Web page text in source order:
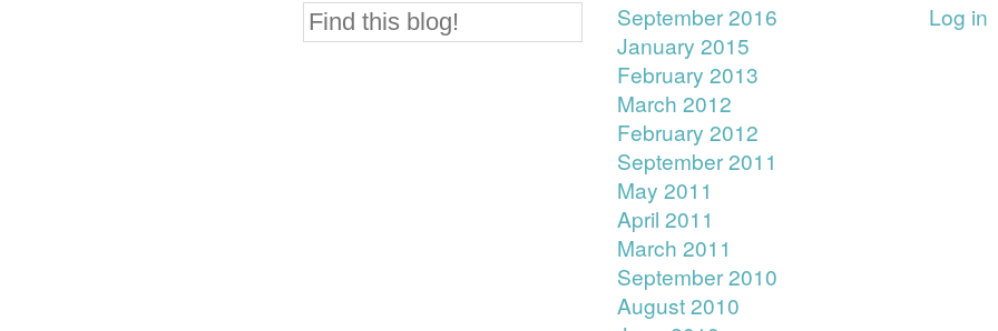
September 2016
January 2015
February 2013
March 2012
February 2012
September 2011
May 2011
April 2011
March 2011
September 2010
August 2010
Log in